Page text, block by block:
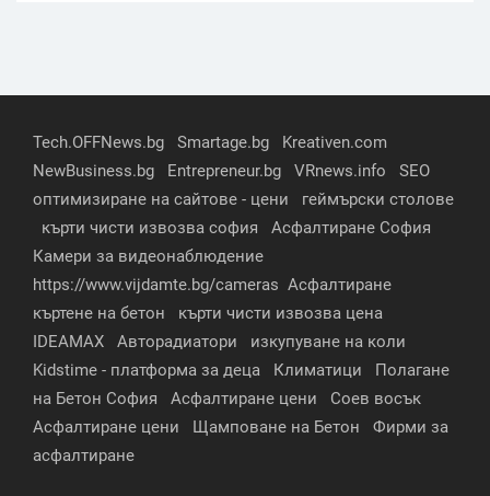
Tech.OFFNews.bg Smartage.bg
Kreativen.com
NewBusiness.bg
Entrepreneur.bg VRnews.info
SEO
оптимизиране на сайтове - цени
геймърски столове
кърти чисти извозва софия
Асфалтиране София
Камери за видеонаблюдение
https://www.vijdamte.bg/cameras Асфалтиране
къртене на бетон
кърти чисти извозва цена
IDEAMAX
Авторадиатори
изкупуване на коли
Kidstime - платформа за деца
Климатици
Полагане
на Бетон София
Асфалтиране цени
Соев восък
Асфалтиране цени
Щамповане на Бетон
Фирми за
асфалтиране